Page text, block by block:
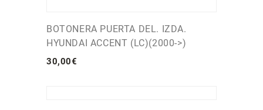
BOTONERA PUERTA DEL. IZDA.
HYUNDAI ACCENT (LC)(2000->)
30,00€